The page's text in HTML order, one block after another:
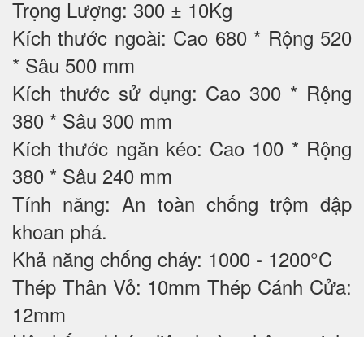
Trọng Lượng: 300 ± 10Kg
Kích thước ngoài: Cao 680 * Rộng 520
* Sâu 500 mm
Kích thước sử dụng: Cao 300 * Rộng
380 * Sâu 300 mm
Kích thước ngăn kéo: Cao 100 * Rộng
380 * Sâu 240 mm
Tính năng: An toàn chống trộm đập
khoan phá.
Khả năng chống cháy: 1000 - 1200°C
Thép Thân Vỏ: 10mm Thép Cánh Cửa:
12mm